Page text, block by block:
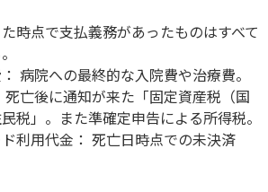
時点で支払義務があったものはすべて
院への最終的な入院費や治療費。
亡後に通知が来た「固定資産税（国
税」。また準確定申告による所得税。
用代金： 死亡日時点での未決済